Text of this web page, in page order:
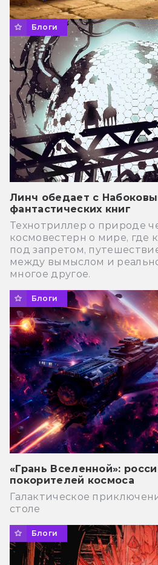
Блоги
Линч обедает с
фантастических книг
Технотриллер о природе
космовестерн о мире, где
под запретом,
между вымыслом и
многое другое.
Блоги
«Грань Вселенной»:
покорителей космоса
Галактическое
столе
Блоги